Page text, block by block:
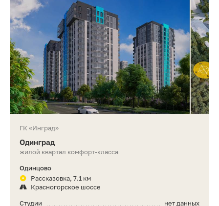
ГК «Инград»
Одинград
жилой квартал комфорт-класса
Одинцово
Рассказовка, 7.1 км
Красногорское шоссе
нет данных
Студии